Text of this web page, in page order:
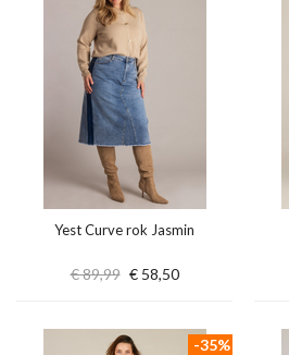
Yest Curve rok Jasmin
€ 89,99 € 58,50
-35%